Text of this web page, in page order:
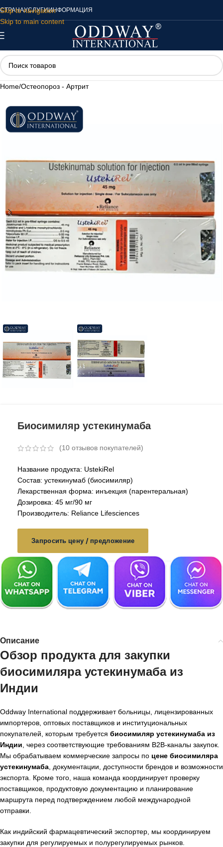
Skip to navigation
Skip to main content
СТРАНАУСЛУГИИНФОРМАЦИЯ
Home/Остеопороз - Артрит
Биосимиляр устекинумаба
(10 отзывов покупателей)
Название продукта: UstekiRel
Состав: устекинумаб (биосимиляр)
Лекарственная форма: инъекция (парентеральная)
Дозировка: 45 мг/90 мг
Производитель: Reliance Lifesciences
Запросить цену / предложение
Описание
Обзор продукта для закупки
биосимиляра устекинумаба из
Индии
Oddway International поддерживает больницы, лицензированных
импортеров, оптовых поставщиков и институциональных
покупателей, которым требуется биосимиляр устекинумаба из
Индии , через соответствующие требованиям B2B-каналы закупок.
Мы обрабатываем коммерческие запросы по цене биосимиляра
устекинумаба , документации, доступности брендов и возможности
экспорта. Кроме того, наша команда координирует проверку
поставщиков, продуктовую документацию и планирование
маршрута перед подтверждением любой международной
отправки.
Как индийский фармацевтический экспортер, мы координируем
закупки для регулируемых и полурегулируемых рынков.